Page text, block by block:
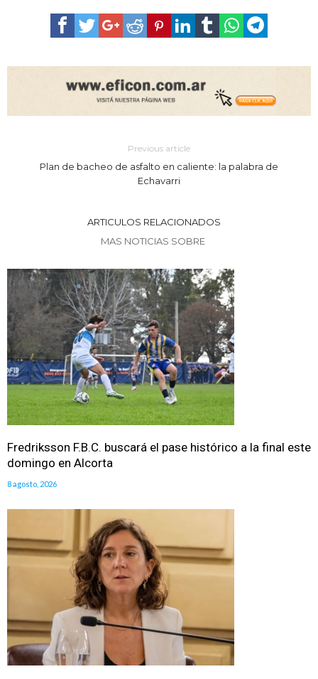
Previous article
Plan de bacheo de asfalto en caliente: la palabra de
Echavarri
ARTICULOS RELACIONADOS
MAS NOTICIAS SOBRE
Fredriksson F.B.C. buscará el pase histórico a la final este
domingo en Alcorta
8 agosto, 2026